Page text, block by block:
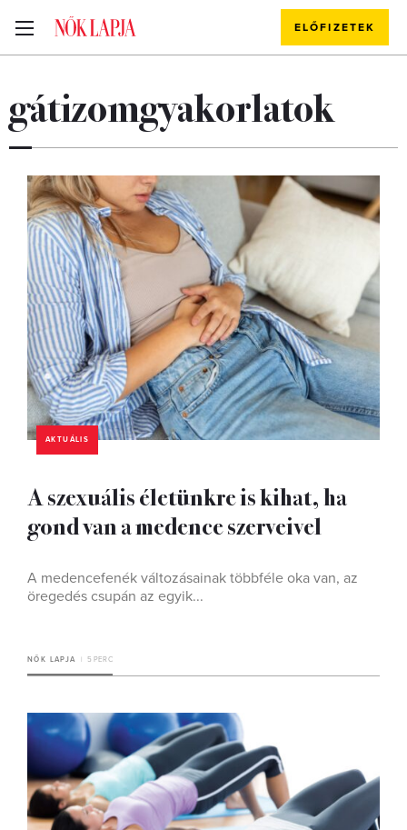
ELŐFIZETEK
gátizomgyakorlatok
AKTUÁLIS
A szexuális életünkre is kihat, ha
gond van a medence szerveivel
A medencefenék változásainak többféle oka van, az
öregedés csupán az egyik...
NŐK LAPJA 5 PERC